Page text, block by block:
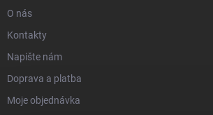
O nás
Kontakty
Napište nám
Doprava a platba
Moje objednávka